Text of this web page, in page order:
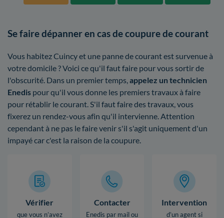
Se faire dépanner en cas de coupure de courant
Vous habitez Cuincy et une panne de courant est survenue à
votre domicile ? Voici ce qu'il faut faire pour vous sortir de
l'obscurité. Dans un premier temps, appelez un technicien
Enedis pour qu'il vous donne les premiers travaux à faire
pour rétablir le courant. S'il faut faire des travaux, vous
fixerez un rendez-vous afin qu'il intervienne. Attention
cependant à ne pas le faire venir s'il s'agit uniquement d'un
impayé car c'est la raison de la coupure.
Vérifier
que vous n’avez
Contacter
Enedis par mail ou
Intervention
d’un agent si